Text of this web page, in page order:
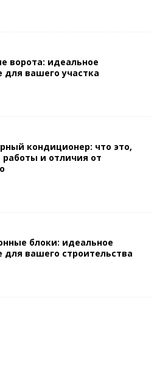
ворота: идеальное
для вашего участка
кондиционер: что это,
работы и отличия от
блоки: идеальное
для вашего строительства